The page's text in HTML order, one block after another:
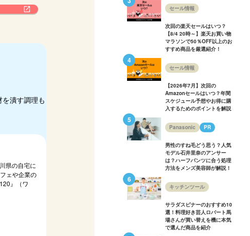
潰す調理も
県の自宅に
ェや企業の
』（ワ
セール情報
次回の楽天セールはいつ？
【8/4 20時～】楽天お買い物
マラソンで50％OFF以上のお
すすめ商品を厳選紹介！
セール情報
【2026年7月】次回の
Amazonセールはいつ？年間
スケジュール予想やお得に購
入するためのポイントを解説
Panasonic PR
男性のすね毛どう思う？人気
モデル石井里奈のアンサー
は？ハーフパンツに合う処理
方法をメンズ美容師が解説！
キッチンツール
サラダスピナーのおすすめ10
選！料理好き芸人ロバート馬
場さんが買い替えを機に本気
で選んだ商品を紹介